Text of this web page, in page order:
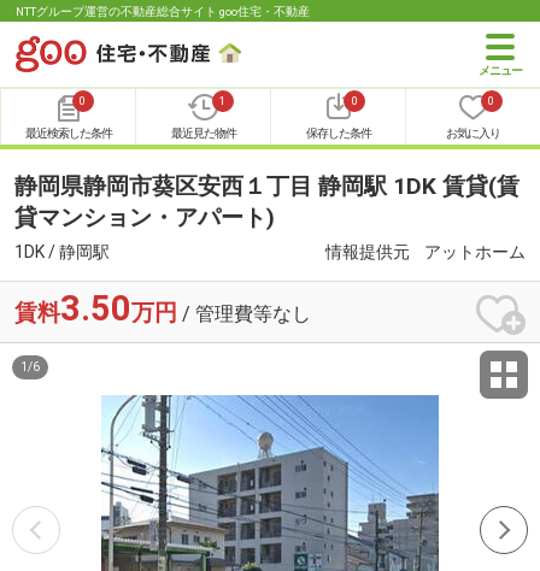
NTTグループ運営の不動産総合サイト goo住宅・不動産
0
最近検索した条件
1
最近見た物件
0
保存した条件
0
お気に入り
静岡県静岡市葵区安西１丁目 静岡駅 1DK 賃貸(賃
貸マンション・アパート)
1DK / 静岡駅 情報提供元 アットホーム
賃料3.50万円 / 管理費等なし
1 /6